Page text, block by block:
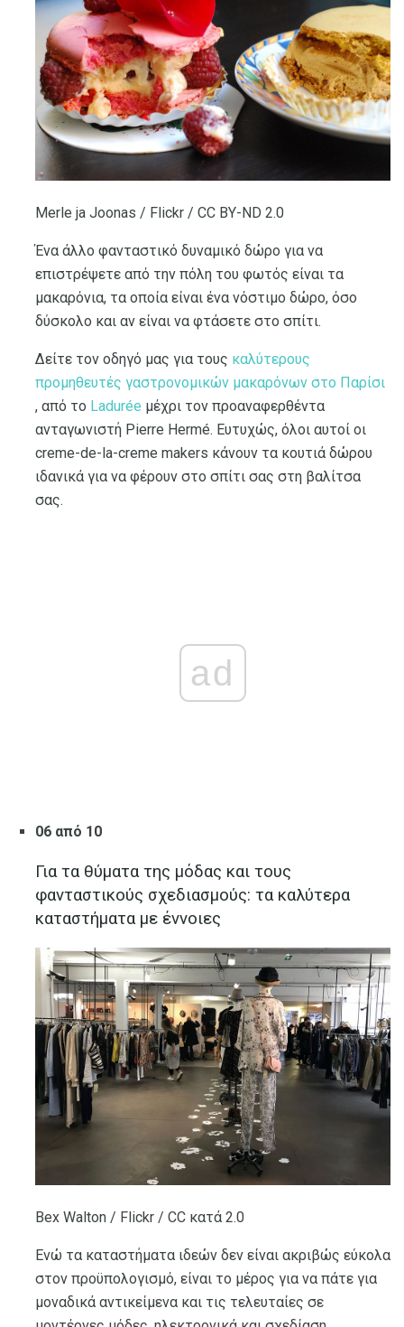
Merle ja Joonas / Flickr / CC BY-ND 2.0
Ένα άλλο φανταστικό δυναμικό δώρο για να
επιστρέψετε από την πόλη του φωτός είναι τα
μακαρόνια, τα οποία είναι ένα νόστιμο δώρο, όσο
δύσκολο και αν είναι να φτάσετε στο σπίτι.
Δείτε τον οδηγό μας για τους καλύτερους
προμηθευτές γαστρονομικών μακαρόνων στο Παρίσι
, από το Ladurée μέχρι τον προαναφερθέντα
ανταγωνιστή Pierre Hermé. Ευτυχώς, όλοι αυτοί οι
creme-de-la-creme makers κάνουν τα κουτιά δώρου
ιδανικά για να φέρουν στο σπίτι σας στη βαλίτσα
σας.
ad
06 από 10
Για τα θύματα της μόδας και τους
φανταστικούς σχεδιασμούς: τα καλύτερα
καταστήματα με έννοιες
Bex Walton / Flickr / CC κατά 2.0
Ενώ τα καταστήματα ιδεών δεν είναι ακριβώς εύκολα
στον προϋπολογισμό, είναι το μέρος για να πάτε για
μοναδικά αντικείμενα και τις τελευταίες σε